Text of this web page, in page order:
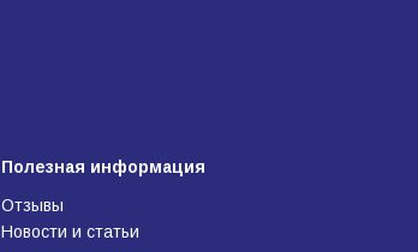
Полезная информация
Отзывы
Новости и статьи